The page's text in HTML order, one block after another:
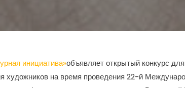
инициатива»объявляет открытый конкурс
художников на время проведения 22-й